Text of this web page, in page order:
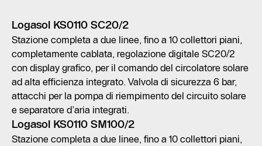
Logasol KS0110 SC20/2
Stazione completa a due linee, fino a 10 collettori piani,
completamente cablata, regolazione digitale SC20/2
con display grafico, per il comando del circolatore solare
ad alta efficienza integrato. Valvola di sicurezza 6 bar,
attacchi per la pompa di riempimento del circuito solare
e separatore d’aria integrati.
Logasol KS0110 SM100/2
Stazione completa a due linee, fino a 10 collettori piani,